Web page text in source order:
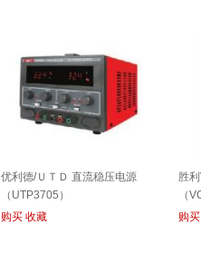
优利德/ＵＴＤ 直流稳压电源
（UTP3705）
购买 收藏
胜
（
购买